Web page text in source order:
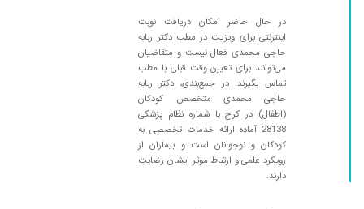
در حال حاضر امکان دریافت نوبت
اینترنتی برای ویزیت در مطب دکتر ربابه
حاجی محمدی فعال نیست و متقاضیان
می‌توانند برای تعیین وقت قبلی با مطب
تماس بگیرند. در جمع‌بندی، دکتر ربابه
حاجی محمدی متخصص کودکان
(اطفال) در کرج با شماره نظام پزشکی
28138 آماده ارائه خدمات تخصصی به
کودکان و نوجوانان است و بیماران از
رویکرد علمی و ارتباط موثر ایشان رضایت
دارند.